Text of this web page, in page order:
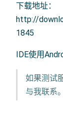
下载地址：
http://
1845
IDE使用
如果测试
与我联系。